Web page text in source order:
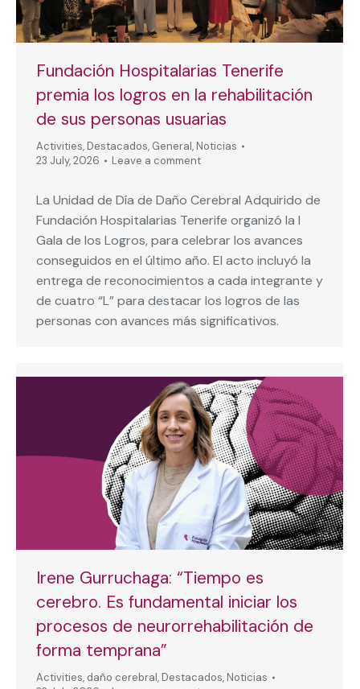
Fundación Hospitalarias Tenerife
premia los logros en la rehabilitación
de sus personas usuarias
Activities, Destacados, General, Noticias
23 July, 2026
Leave a comment
La Unidad de Día de Daño Cerebral Adquirido de
Fundación Hospitalarias Tenerife organizó la I
Gala de los Logros, para celebrar los avances
conseguidos en el último año. El acto incluyó la
entrega de reconocimientos a cada integrante y
de cuatro “L” para destacar los logros de las
personas con avances más significativos.
Irene Gurruchaga: “Tiempo es
cerebro. Es fundamental iniciar los
procesos de neurorrehabilitación de
forma temprana”
Activities, daño cerebral, Destacados, Noticias